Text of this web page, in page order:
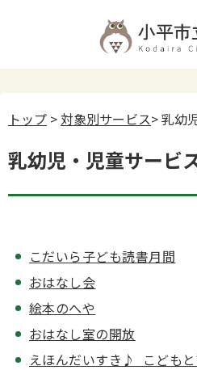
トップ >対象別サービス> 乳幼
乳幼児・児童サービ
こだいら子ども読書月間
おはなし会
絵本のへや
おはなし室の開放
えほんだいすき♪ こども